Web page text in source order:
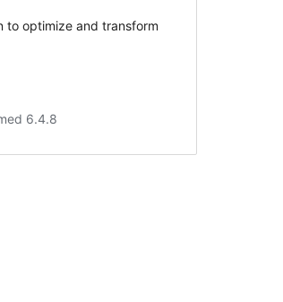
to optimize and transform
6.4.8